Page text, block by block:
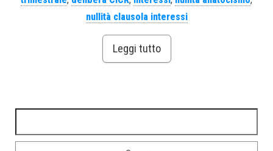
nullità clausola interessi
Leggi tutto